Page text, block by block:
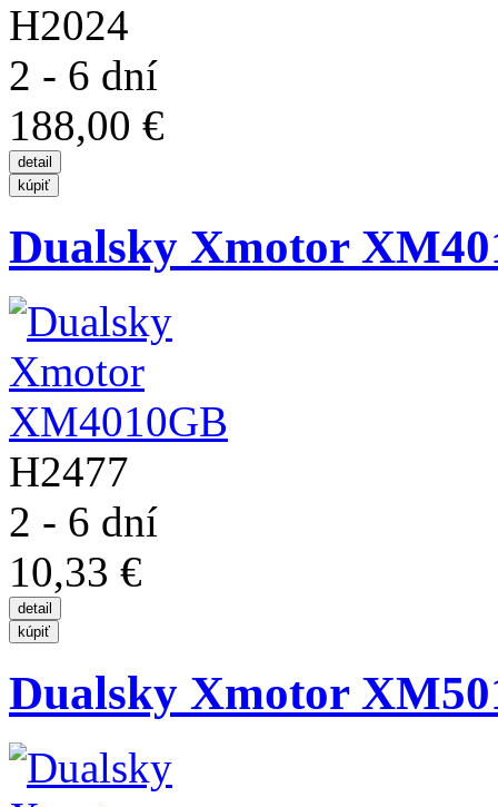
H2024
2 - 6 dní
188,00 €
Dualsky Xmotor
H2477
2 - 6 dní
10,33 €
Dualsky Xmotor